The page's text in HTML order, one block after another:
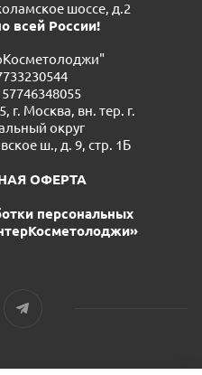
шоссе, д.2
всей России!
г. Москва, вн. тер. г.
округ
ш., д. 9, стр. 1Б
ОФЕРТА
персональных